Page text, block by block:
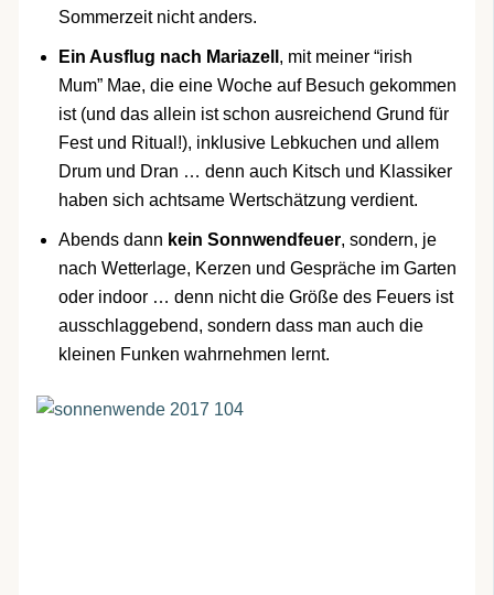
Sommerzeit nicht anders.
Ein Ausflug nach Mariazell , mit meiner “irish
Mum” Mae, die eine Woche auf Besuch gekommen
ist (und das allein ist schon ausreichend Grund für
Fest und Ritual!), inklusive Lebkuchen und allem
Drum und Dran … denn auch Kitsch und Klassiker
haben sich achtsame Wertschätzung verdient.
Abends dann kein Sonnwendfeuer, sondern, je
nach Wetterlage, Kerzen und Gespräche im Garten
oder indoor … denn nicht die Größe des Feuers ist
ausschlaggebend, sondern dass man auch die
kleinen Funken wahrnehmen lernt.